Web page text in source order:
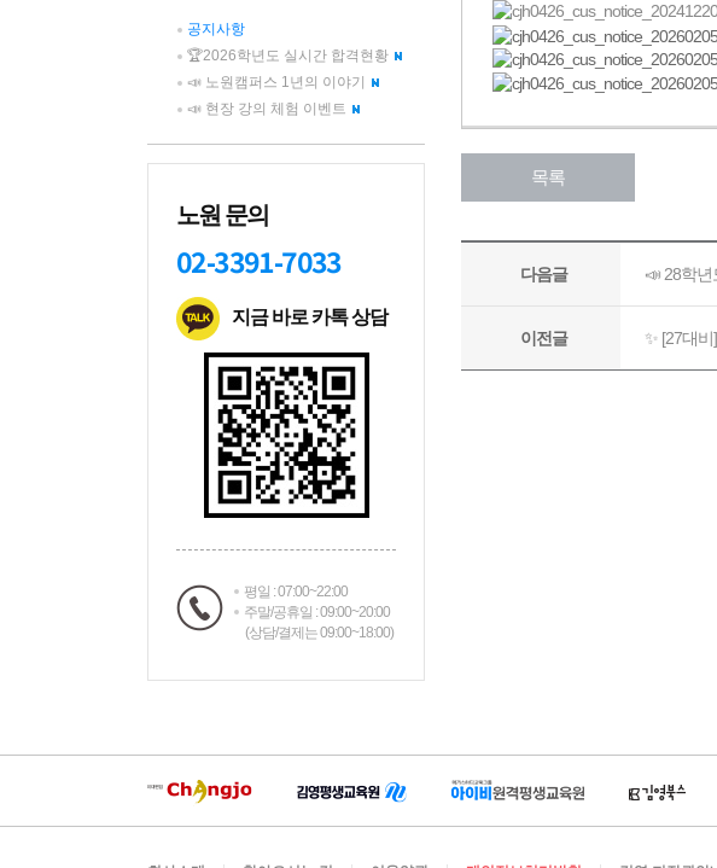
공지사항
🏆2026학년도 실시간 합격현황
📣 노원캠퍼스 1년의 이야기
📣 현장 강의 체험 이벤트
노원 문의
02-3391-7033
지금 바로 카톡 상담
평일 : 07:00~22:00
주말/공휴일 : 09:00~20:00
(상담/결제는 09:00~18:00)